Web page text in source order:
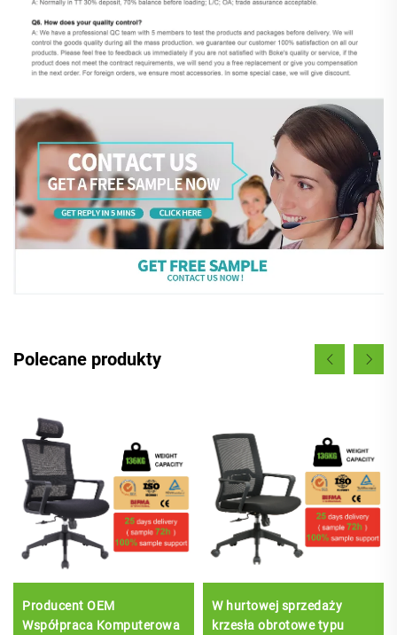
Polecane produkty
Producent OEM
Współpraca Komputerowa
W hurtowej sprzedaży
krzesła obrotowe typu